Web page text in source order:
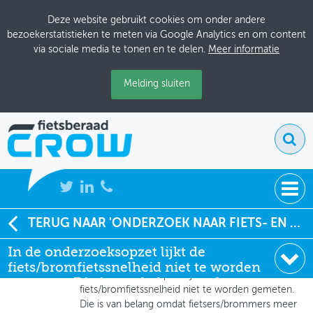
Deze website gebruikt cookies om onder andere
bezoekerstatistieken te meten via Google Analytics en om content
via sociale media te tonen en te delen. Meer informatie
Melding sluiten
NIEUWS
BIJEENKOMSTEN
KENNISBANK
TERUG NAAR 'ONDERZOEK NAAR FIETS- EN KANTSTROKEN VAN START'
In de onderzoeksopzet lijkt de
fiets/bromfietssnelheid niet te worden
gemeten. Die is van belang omd
JW Laverman, Fietsersbond Rotterdam & Regio
03-09-2014 om 14:53
In de onderzoeksopzet lijkt de
fiets/bromfietssnelheid niet te worden gemeten.
Die is van belang omdat fietsers/brommers meer